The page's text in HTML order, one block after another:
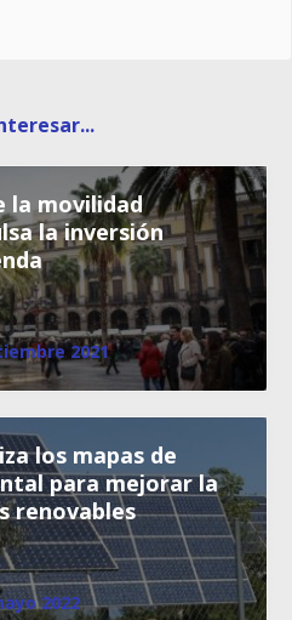
la movilidad
la inversión
2021
los mapas de
para mejorar la
renovables
2022